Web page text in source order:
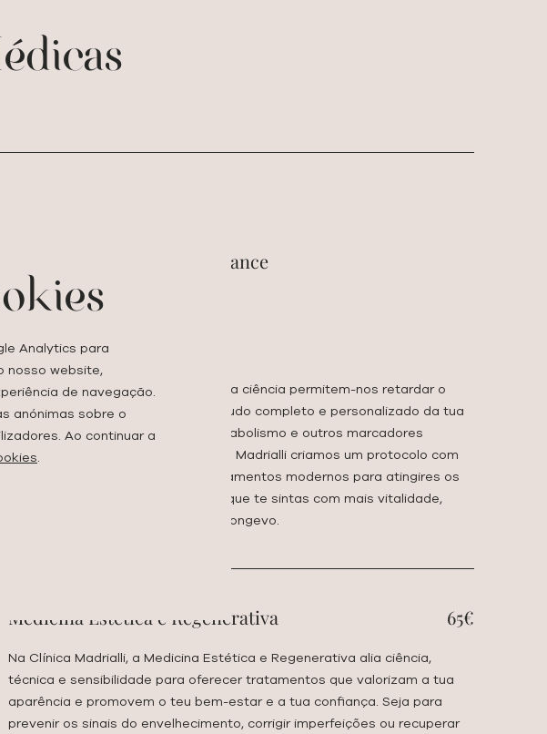
longevidade e alta performance
Dr. Rodrigo Ayoub
• Seguimento - 400€ (1h30)
Os avanços atuais da medicina e da ciência permitem-nos retardar o
relógio biológico a partir de um estudo completo e personalizado da tua
fisiologia hormonal, imunidade, metabolismo e outros marcadores
moleculares do envelhecimento. Na Madrialli criamos um protocolo com
profissionais especialistas e equipamentos modernos para atingires os
teus objetivos. Um protocolo para que te sintas com mais vitalidade,
mais jovem, mais saudável e mais longevo.
Medicina Estética e Regenerativa 65€
Na Clínica Madrialli, a Medicina Estética e Regenerativa alia ciência,
técnica e sensibilidade para oferecer tratamentos que valorizam a tua
aparência e promovem o teu bem-estar e a tua confiança. Seja para
prevenir os sinais do envelhecimento, corrigir imperfeições ou recuperar
Analytics para
nosso website,
de navegação.
anónimas sobre o
Ao continuar a
.